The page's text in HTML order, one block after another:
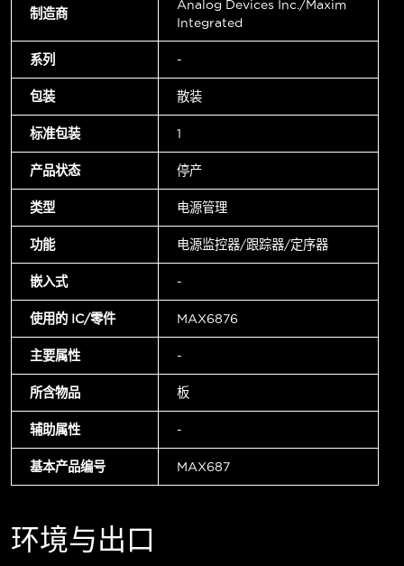
制造商
Analog Devices Inc./Maxim
Integrated
系列 -
包装 散装
标准包装 1
产品状态 停产
类型 电源管理
功能 电源监控器/跟踪器/定序器
嵌入式 -
使用的 IC/零件 MAX6876
主要属性 -
所含物品 板
辅助属性 -
基本产品编号 MAX687
环境与出口